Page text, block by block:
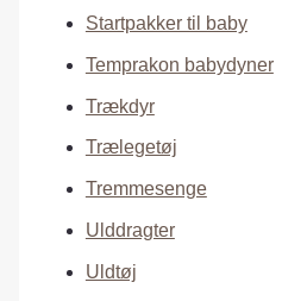
Startpakker til baby
Temprakon babydyner
Trækdyr
Trælegetøj
Tremmesenge
Ulddragter
Uldtøj